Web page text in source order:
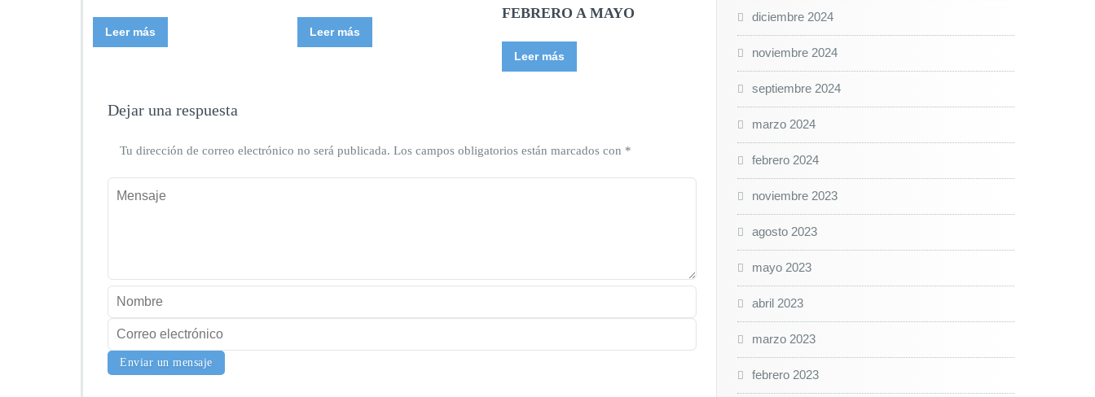
Leer más Leer más
FEBRERO A MAYO
Leer más
Dejar una respuesta
Tu dirección de correo electrónico no será publicada. Los campos obligatorios están marcados con *
diciembre 2024
noviembre 2024
septiembre 2024
marzo 2024
febrero 2024
noviembre 2023
agosto 2023
mayo 2023
abril 2023
marzo 2023
febrero 2023